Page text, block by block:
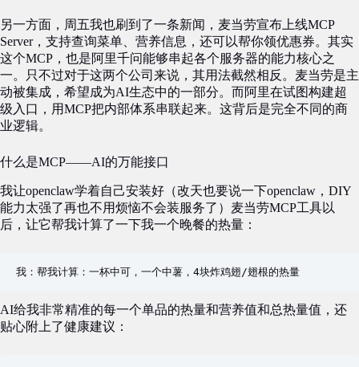
另一方面，周五我也刷到了一条新闻，麦当劳宣布上线MCP
Server，支持查询菜单、营养信息，还可以帮你领优惠券。其实
这个MCP，也是阿里千问能够串起各个服务器的能力核心之
一。只不过对于这两个公司来说，其用法截然相反。麦当劳是主
动被集成，希望成为AI生态中的一部分。而阿里在试图构建超
级入口，用MCP把内部体系串联起来。这背后是完全不同的商
业逻辑。
什么是MCP——AI的万能接口
我让openclaw学着自己安装好（改天也要说一下openclaw，DIY
能力太强了再也不用烦恼不会装服务了）麦当劳MCP工具以
后，让它帮我计算了一下我一个晚餐的热量：
我：帮我计算：一杯中可，一个中薯，4块炸鸡翅/翅根的热量
AI给我非常精准的每一个单品的热量和营养值和总热量值，还
贴心附上了健康建议：